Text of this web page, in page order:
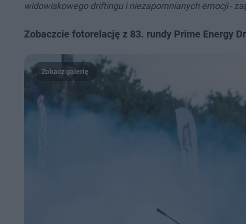
widowiskowego driftingu i niezapomnianych emocji-
Zobaczcie fotorelację z 83. rundy Prime Energy